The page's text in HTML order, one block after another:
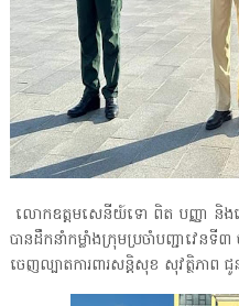
លោកឧត្តមសេនីយ៍ទោ ពិត បញ្ញា និង
បានដឹកនាំកម្លាំងក្រុមប្រចាំបញ្ជាវេនទី
ចេញល្បាតការពារសន្តិសុខ សុវត្ថិភាព